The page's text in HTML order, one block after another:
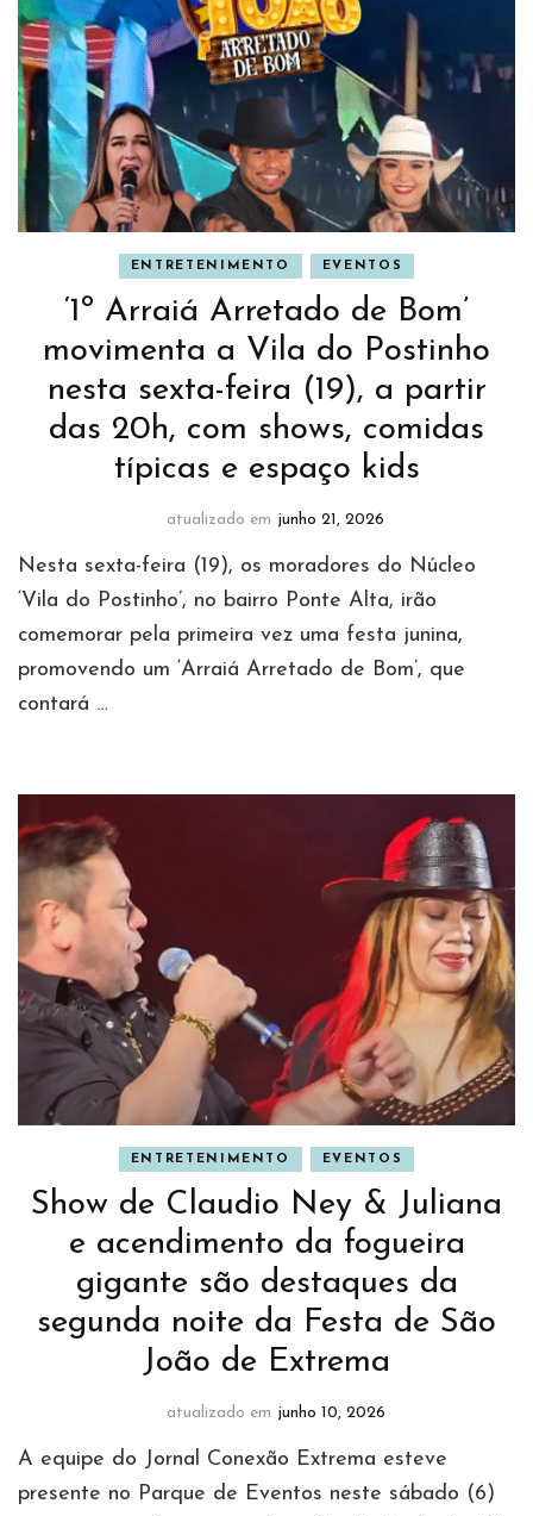
ENTRETENIMENTO EVENTOS
‘1º Arraiá Arretado de Bom’
movimenta a Vila do Postinho
nesta sexta-feira (19), a partir
das 20h, com shows, comidas
típicas e espaço kids
atualizado em junho 21, 2026
Nesta sexta-feira (19), os moradores do Núcleo
‘Vila do Postinho’, no bairro Ponte Alta, irão
comemorar pela primeira vez uma festa junina,
promovendo um ‘Arraiá Arretado de Bom’, que
contará …
ENTRETENIMENTO EVENTOS
Show de Claudio Ney & Juliana
e acendimento da fogueira
gigante são destaques da
segunda noite da Festa de São
João de Extrema
atualizado em junho 10, 2026
A equipe do Jornal Conexão Extrema esteve
presente no Parque de Eventos neste sábado (6)